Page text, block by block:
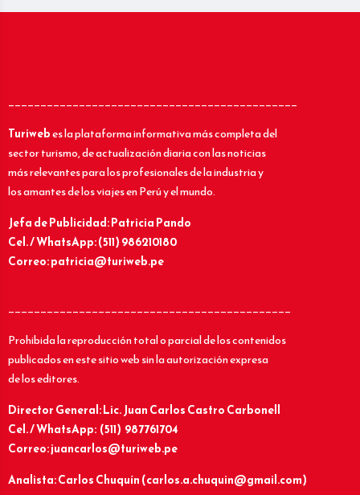
_____________________________________________
Turiwebes la plataforma informativa más completa del
sector turismo, de actualización diaria con las noticias
más relevantes para los profesionales de la industria y
los amantes de los viajes en Perú y el mundo.
Jefa de Publicidad: Patricia Pando
Cel. / WhatsApp: (511) 986210180
Correo: patricia@turiweb.pe
____________________________________________
Prohibida la reproducción total o parcial de los contenidos
publicados en este sitio web sin la autorización expresa
de los editores.
Director General: Lic.Juan Carlos Castro Carbonell
Cel. / WhatsApp: (511) 987761704
Correo: juancarlos@turiweb.pe
Analista: Carlos Chuquín (carlos.a.chuquin@gmail.com)